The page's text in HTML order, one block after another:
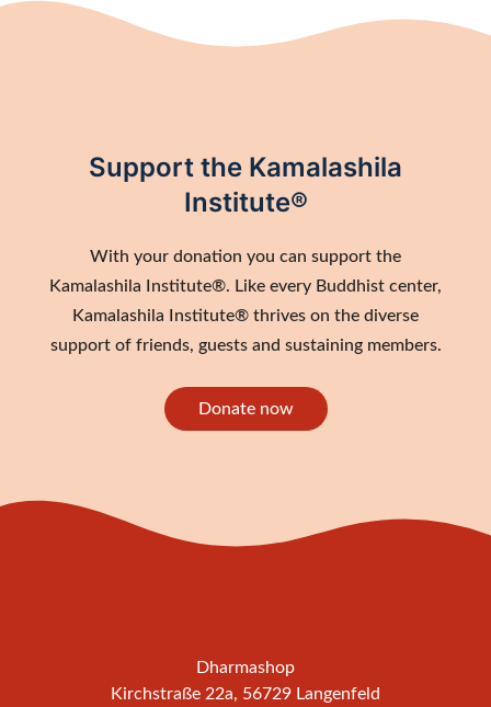
Support the Kamalashila
Institute®
With your donation you can support the
Kamalashila Institute®. Like every Buddhist center,
Kamalashila Institute® thrives on the diverse
support of friends, guests and sustaining members.
Donate now
Dharmashop
Kirchstraße 22a, 56729 Langenfeld